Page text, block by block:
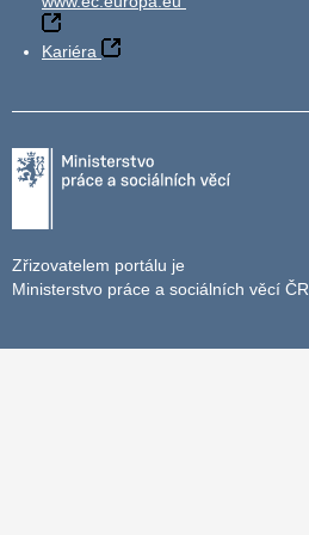
Kariéra
Zřizovatelem portálu je
Ministerstvo práce a sociálních věcí ČR